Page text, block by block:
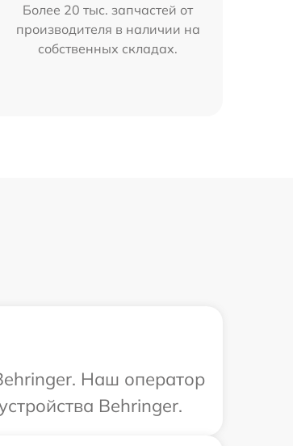
Более 20 тыс. запчастей от
производителя в наличии на
собственных складах.
Наш оператор
Behringer.